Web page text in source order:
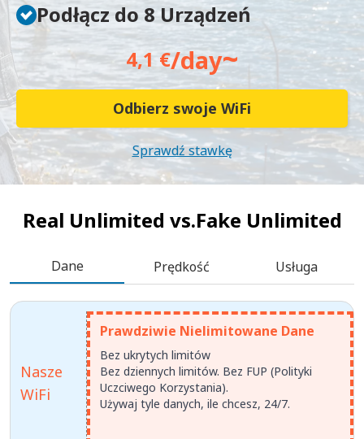
Podłącz do 8 Urządzeń
4,1 €/day~
Odbierz swoje WiFi
Sprawdź stawkę
Real Unlimited vs.Fake Unlimited
Dane Prędkość Usługa
Nasze
WiFi
Prawdziwie Nielimitowane Dane
Bez ukrytych limitów
Bez dziennych limitów. Bez FUP (Polityki
Uczciwego Korzystania).
Używaj tyle danych, ile chcesz, 24/7.